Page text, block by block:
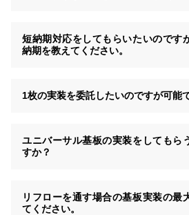
短納期対応をしてもらいたいのです
納期を教えてください。
1枚の実装を委託したいのですが可能
ユニバーサル基板の実装をしてもら
すか？
リフローを通す場合の基板実装の最
てください。